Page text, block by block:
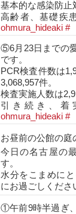
基本的な感染防止
高齢者、基礎疾
ohmura_hideaki #
⑤6月23日までの
です。
PCR検査件数は
3,068,957件。
検査実施人数は
引き続き、
ohmura_hideaki #
お昼前の公館の
今日の名古屋の
す。
水分をこまめに
にお過ごしくださ
①午前9時半過ぎ